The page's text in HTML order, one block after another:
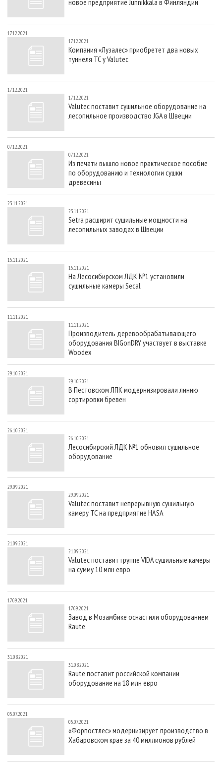
новое предприятие Junnikkala в Финляндии
17.12.2021
17.12.2021
Компания «Лузалес» приобретет два новых
туннеля ТС у Valutec
17.12.2021
17.12.2021
Valutec поставит сушильное оборудование на
лесопильное производство JGA в Швеции
07.12.2021
07.12.2021
Из печати вышло новое практическое пособие
по оборудованию и технологии сушки
древесины
23.11.2021
23.11.2021
Setra расширит сушильные мощности на
лесопильных заводах в Швеции
15.11.2021
15.11.2021
На Лесосибирском ЛДК №1 установили
сушильные камеры Secal
11.11.2021
11.11.2021
Производитель деревообрабатывающего
оборудования BIGonDRY участвует в выставке
Woodex
29.10.2021
29.10.2021
В Пестовском ЛПК модернизировали линию
сортировки бревен
26.10.2021
26.10.2021
Лесосибирский ЛДК №1 обновил сушильное
оборудование
29.09.2021
29.09.2021
Valutec поставит непрерывную сушильную
камеру ТС на предприятие HASA
21.09.2021
21.09.2021
Valutec поставит группе VIDA сушильные камеры
на сумму 10 млн евро
17.09.2021
17.09.2021
Завод в Мозамбике оснастили оборудованием
Raute
31.08.2021
31.08.2021
Raute поставит российской компании
оборудование на 18 млн евро
05.07.2021
05.07.2021
«Форпостлес» модернизирует производство в
Хабаровском крае за 40 миллионов рублей